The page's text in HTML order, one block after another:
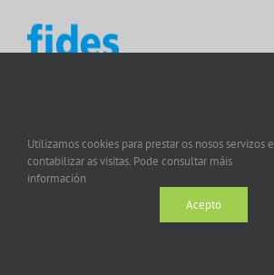
Utilizamos cookies para prestar os nosos servizos e
contabilizar as visitas. Pode consultar máis
información
Acepto